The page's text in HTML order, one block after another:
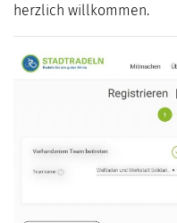
herzlich willkommen.